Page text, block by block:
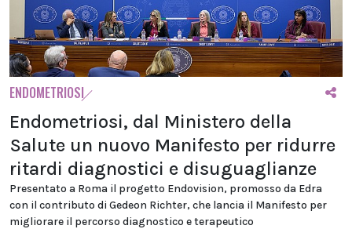
ENDOMETRIOSI
Endometriosi, dal Ministero della
Salute un nuovo Manifesto per ridurre
ritardi diagnostici e disuguaglianze
Presentato a Roma il progetto Endovision, promosso da Edra
con il contributo di Gedeon Richter, che lancia il Manifesto per
migliorare il percorso diagnostico e terapeutico